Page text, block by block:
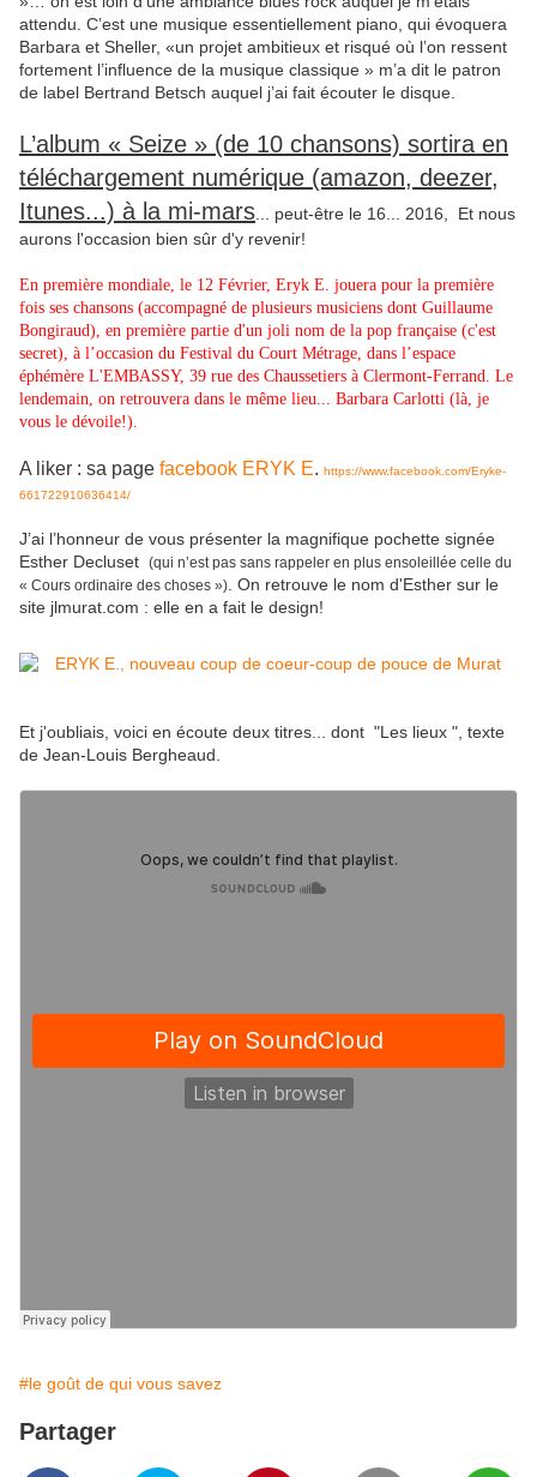
attendu. C’est une musique essentiellement piano, qui évoquera
Barbara et Sheller, «un projet ambitieux et risqué où l’on ressent
fortement l’influence de la musique classique » m’a dit le patron
de label Bertrand Betsch auquel j’ai fait écouter le disque.
L’album « Seize » (de 10 chansons) sortira en
téléchargement numérique (amazon, deezer,
Itunes...) à la mi-mars ... peut-être le 16... 2016, Et nous
aurons l'occasion bien sûr d'y revenir!
En première mondiale, le 12 Février, Eryk E. jouera pour la première
fois ses chansons (accompagné de plusieurs musiciens dont Guillaume
Bongiraud), en première partie d'un joli nom de la pop française (c'est
secret), à l’occasion du Festival du Court Métrage, dans l’espace
éphémère L'EMBASSY, 39 rue des Chaussetiers à Clermont-Ferrand. Le
lendemain, on retrouvera dans le même lieu... Barbara Carlotti (là, je
vous le dévoile!).
A liker : sa page facebook ERYK E. https://www.facebook.com/Eryke-
661722910636414/
J’ai l’honneur de vous présenter la magnifique pochette signée
Esther Decluset (qui n’est pas sans rappeler en plus ensoleillée celle du
« Cours ordinaire des choses ») . On retrouve le nom d'Esther sur le
site jlmurat.com : elle en a fait le design!
Et j'oubliais, voici en écoute deux titres... dont "Les lieux ", texte
de Jean-Louis Bergheaud.
#le goût de qui vous savez
Partager